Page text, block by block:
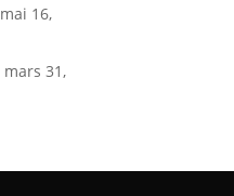
mai 16,
mars 31,